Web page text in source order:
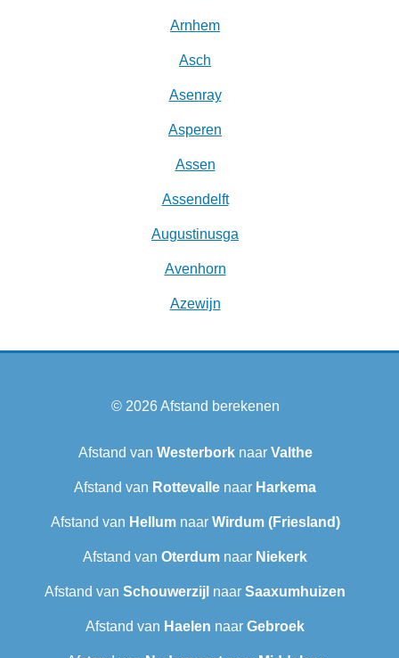
Arnhem
Asch
Asenray
Asperen
Assen
Assendelft
Augustinusga
Avenhorn
Azewijn
© 2026Afstand berekenen
Afstand van Westerborknaar Valthe
Afstand van Rottevalle naar Harkema
Afstand van Hellumnaar Wirdum (Friesland)
Afstand van Oterdum naar Niekerk
Afstand van Schouwerzijl naar Saaxumhuizen
Afstand van Haelen naar Gebroek